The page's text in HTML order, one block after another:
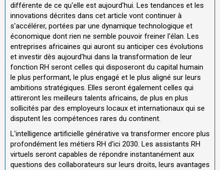
différente de ce qu'elle est aujourd'hui. Les tendances et les
innovations décrites dans cet article vont continuer à
s'accélérer, portées par une dynamique technologique et
économique dont rien ne semble pouvoir freiner l'élan. Les
entreprises africaines qui auront su anticiper ces évolutions
et investir dès aujourd'hui dans la transformation de leur
fonction RH seront celles qui disposeront du capital humain
le plus performant, le plus engagé et le plus aligné sur leurs
ambitions stratégiques. Elles seront également celles qui
attireront les meilleurs talents africains, de plus en plus
sollicités par des employeurs locaux et internationaux qui se
disputent les compétences rares du continent.
L'intelligence artificielle générative va transformer encore plus
profondément les métiers RH d'ici 2030. Les assistants RH
virtuels seront capables de répondre instantanément aux
questions des collaborateurs sur leurs droits, leurs avantages